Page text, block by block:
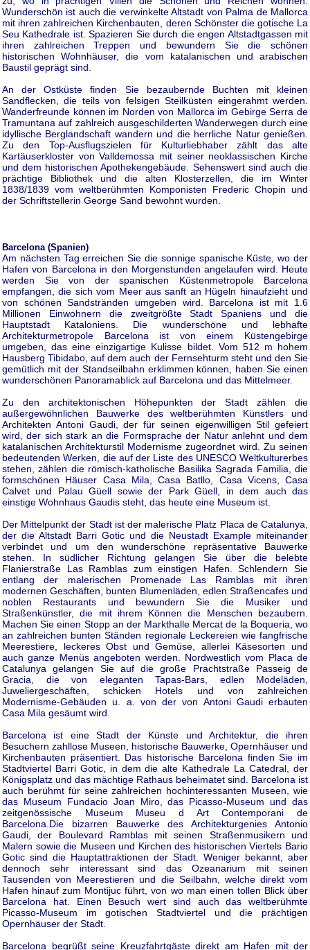
Wunderschön ist auch die verwinkelte Altstadt von Palma de Mallorca
mit ihren zahlreichen Kirchenbauten, deren Schönster die gotische La
Seu Kathedrale ist. Spazieren Sie durch die engen Altstadtgassen mit
ihren zahlreichen Treppen und bewundern Sie die schönen
historischen Wohnhäuser, die vom katalanischen und arabischen
Baustil geprägt sind.
An der Ostküste finden Sie bezaubernde Buchten mit kleinen
Sandflecken, die teils von felsigen Steilküsten eingerahmt werden.
Wanderfreunde können im Norden von Mallorca im Gebirge Serra de
Tramuntana auf zahlreich ausgeschilderten Wanderwegen durch eine
idyllische Berglandschaft wandern und die herrliche Natur genießen.
Zu den Top-Ausflugszielen für Kulturliebhaber zählt das alte
Kartäuserkloster von Valldemossa mit seiner neoklassischen Kirche
und dem historischen Apothekengebäude. Sehenswert sind auch die
prächtige Bibliothek und die alten Klosterzellen, die im Winter
1838/1839 vom weltberühmten Komponisten Frederic Chopin und
der Schriftstellerin George Sand bewohnt wurden.
Barcelona (Spanien)
Am nächsten Tag erreichen Sie die sonnige spanische Küste, wo der
Hafen von Barcelona in den Morgenstunden angelaufen wird. Heute
werden Sie von der spanischen Küstenmetropole Barcelona
empfangen, die sich vom Meer aus sanft an Hügeln hinaufzieht und
von schönen Sandstränden umgeben wird. Barcelona ist mit 1.6
Millionen Einwohnern die zweitgrößte Stadt Spaniens und die
Hauptstadt Kataloniens. Die wunderschöne und lebhafte
Architekturmetropole Barcelona ist von einem Küstengebirge
umgeben, das eine einzigartige Kulisse bildet. Vom 512 m hohem
Hausberg Tibidabo, auf dem auch der Fernsehturm steht und den Sie
gemütlich mit der Standseilbahn erklimmen können, haben Sie einen
wunderschönen Panoramablick auf Barcelona und das Mittelmeer.
Zu den architektonischen Höhepunkten der Stadt zählen die
außergewöhnlichen Bauwerke des weltberühmten Künstlers und
Architekten Antoni Gaudi, der für seinen eigenwilligen Stil gefeiert
wird, der sich stark an die Formsprache der Natur anlehnt und dem
katalanischen Architekturstil Modernisme zugeordnet wird. Zu seinen
bedeutenden Werken, die auf der Liste des UNESCO Weltkulturerbes
stehen, zählen die römisch-katholische Basilika Sagrada Familia, die
formschönen Häuser Casa Mila, Casa Batllo, Casa Vicens, Casa
Calvet und Palau Güell sowie der Park Güell, in dem auch das
einstige Wohnhaus Gaudis steht, das heute eine Museum ist.
Der Mittelpunkt der Stadt ist der malerische Platz Placa de Catalunya,
der die Altstadt Barri Gotic und die Neustadt Example miteinander
verbindet und um den wunderschöne repräsentative Bauwerke
stehen. In südlicher Richtung gelangen Sie über die belebte
Flanierstraße Las Ramblas zum einstigen Hafen. Schlendern Sie
entlang der malerischen Promenade Las Ramblas mit ihren
modernen Geschäften, bunten Blumenläden, edlen Straßencafes und
noblen Restaurants und bewundern Sie die Musiker und
Straßenkünstler, die mit ihrem Können die Menschen bezaubern.
Machen Sie einen Stopp an der Markthalle Mercat de la Boqueria, wo
an zahlreichen bunten Ständen regionale Leckereien wie fangfrische
Meerestiere, leckeres Obst und Gemüse, allerlei Käsesorten und
auch ganze Menüs angeboten werden. Nordwestlich vom Placa de
Catalunya gelangen Sie auf die große Prachtstraße Passeig de
Gracia, die von eleganten Tapas-Bars, edlen Modeläden,
Juweliergeschäften, schicken Hotels und von zahlreichen
Modernisme-Gebäuden u. a. von der von Antoni Gaudi erbauten
Casa Mila gesäumt wird.
Barcelona ist eine Stadt der Künste und Architektur, die ihren
Besuchern zahllose Museen, historische Bauwerke, Opernhäuser und
Kirchenbauten präsentiert. Das historische Barcelona finden Sie im
Stadtviertel Barri Gotic, in dem die alte Kathedrale La Catedral, der
Königsplatz und das mächtige Rathaus beheimatet sind. Barcelona ist
auch berühmt für seine zahlreichen hochinteressanten Museen, wie
das Museum Fundacio Joan Miro, das Picasso-Museum und das
zeitgenössische Museum Museu d Art Contemporani de
Barcelona.Die bizarren Bauwerke des Architekturgenies Antonio
Gaudi, der Boulevard Ramblas mit seinen Straßenmusikern und
Malern sowie die Museen und Kirchen des historischen Viertels Bario
Gotic sind die Hauptattraktionen der Stadt. Weniger bekannt, aber
dennoch sehr interessant sind das Ozeanarium mit seinen
Tausenden von Meerestieren und die Seilbahn, welche direkt vom
Hafen hinauf zum Montijuc führt, von wo man einen tollen Blick über
Barcelona hat. Einen Besuch wert sind auch das weltberühmte
Picasso-Museum im gotischen Stadtviertel und die prächtigen
Opernhäuser der Stadt.
Barcelona begrüßt seine Kreuzfahrtgäste direkt am Hafen mit der